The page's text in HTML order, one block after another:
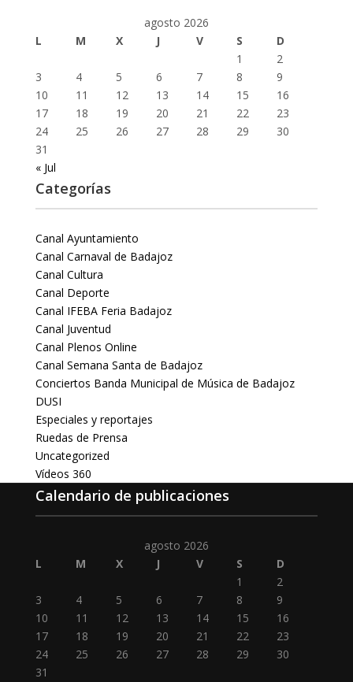
agosto 2026
L
M X J V S
D
1
2
3
4 5 6 7 8
9
10
11 12 13 14 15
16
17
18 19 20 21 22
23
24
25 26 27 28 29
30
31
« Jul
Categorías
Canal Ayuntamiento
Canal Carnaval de Badajoz
Canal Cultura
Canal Deporte
Canal IFEBA Feria Badajoz
Canal Juventud
Canal Plenos Online
Canal Semana Santa de Badajoz
Conciertos Banda Municipal de Música de Badajoz
DUSI
Especiales y reportajes
Ruedas de Prensa
Uncategorized
Vídeos 360
Calendario de publicaciones
agosto 2026
L
M X J V S
D
1
2
3
4 5 6 7 8
9
10
11 12 13 14 15
16
17
18 19 20 21 22
23
24
25 26 27 28 29
30
31